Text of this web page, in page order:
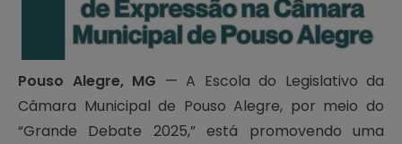
Pouso Alegre, MG — A Escola do Legislativo da
Câmara Municipal de Pouso Alegre, por meio do
“Grande Debate 2025,” está promovendo uma